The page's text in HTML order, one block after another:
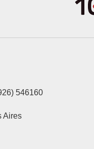
546160
Aires